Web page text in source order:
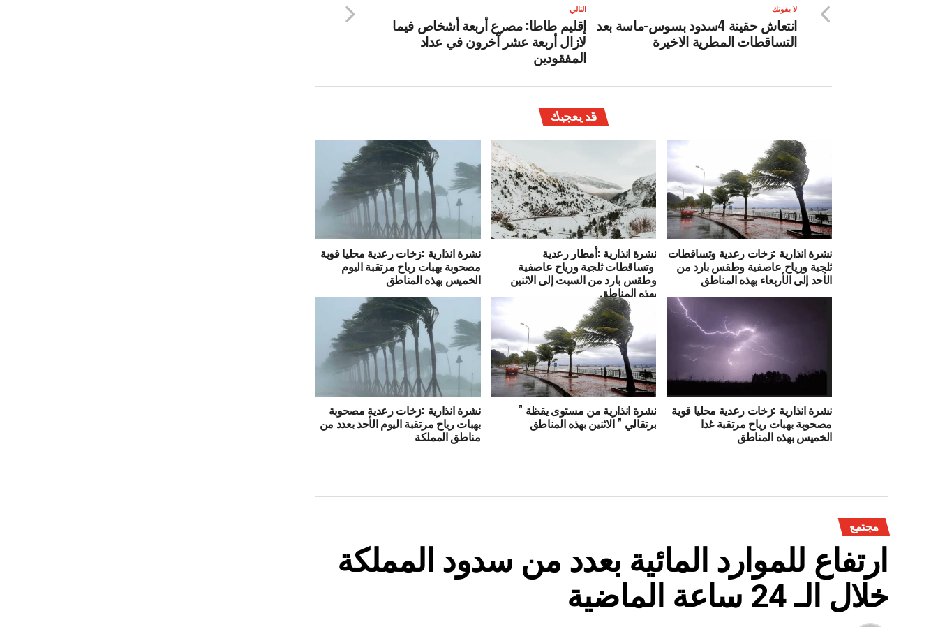
التالي
إقليم طاطا: مصرع أربعة أشخاص فيما
لازال أربعة عشر آخرون في عداد
المفقودين
لا يفوتك
انتعاش حقينة 4سدود بسوس-ماسة بعد
التساقطات المطرية الاخيرة
قد يعجبك
نشرة انذارية :زخات رعدية وتساقطات
ثلجية ورياح عاصفية وطقس بارد من
الأحد إلى الأربعاء بهذه المناطق
نشرة انذارية :أمطار رعدية
وتساقطات ثلجية ورياح عاصفية
وطقس بارد من السبت إلى الاثنين
بهذه المناطق
نشرة انذارية :زخات رعدية محليا قوية
مصحوبة بهبات رياح مرتقبة اليوم
الخميس بهذه المناطق
نشرة انذارية :زخات رعدية محليا قوية
مصحوبة بهبات رياح مرتقبة غدا
الخميس بهذه المناطق
نشرة انذارية من مستوى يقظة ”
برتقالي ” الاثنين بهذه المناطق
نشرة انذارية :زخات رعدية مصحوبة
بهبات رياح مرتقبة اليوم الأحد بعدد من
مناطق المملكة
مجتمع
ارتفاع للموارد المائية بعدد من سدود المملكة
خلال الـ 24 ساعة الماضية